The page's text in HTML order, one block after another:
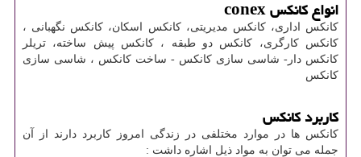
انواع کانکس conex
کانکس اداری، کانکس مدیریتی، کانکس اسکان، کانکس نگهبانی ،
کانکس کارگری، کانکس دو طبقه ، کانکس پیش ساخته، تریلر
کانکس دار- شاسی سازی کانکس - ساخت کانکس ، شاسی سازی
کانکس
کاربرد کانکس
کانکس ها در موارد مختلفی در زندگی امروز کاربرد دارند از آن
جمله می توان به مواد ذیل اشاره داشت :